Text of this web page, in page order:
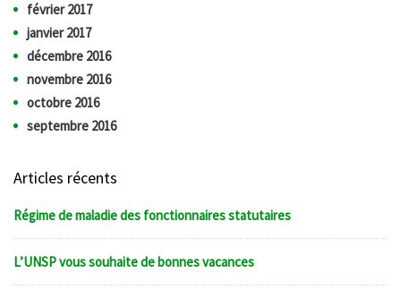
février 2017
janvier 2017
décembre 2016
novembre 2016
octobre 2016
septembre 2016
Articles récents
Régime de maladie des fonctionnaires statutaires
L’UNSP vous souhaite de bonnes vacances